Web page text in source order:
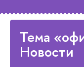
Тема
Новости